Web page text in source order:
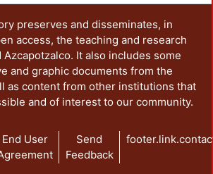
llamada "nueva subjetividad" para el
de la literatura alemana, y la "nueva
para el de la española, y
rastrea desde un origen similar: la
de las vanguardias "históricas"
transformar la vida cotidiana, y dos
por un lado el movimiento
alemán ("politización de la
preserves and disseminates, in
access, the teaching and research
Azcapotzalco. It also includes some
and graphic documents from the
as content from other institutions that
and of interest to our community.
End User
Send
Feedback